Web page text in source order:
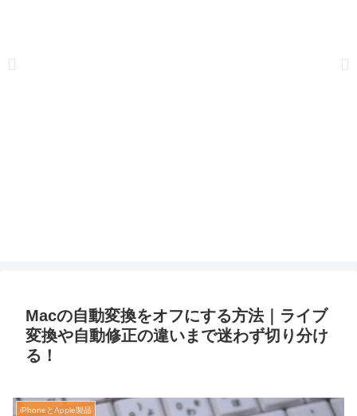
Macの自動変換をオフにする方法｜ライブ
変換や自動修正の違いまで迷わず切り分け
る！
iPhoneとApple製品